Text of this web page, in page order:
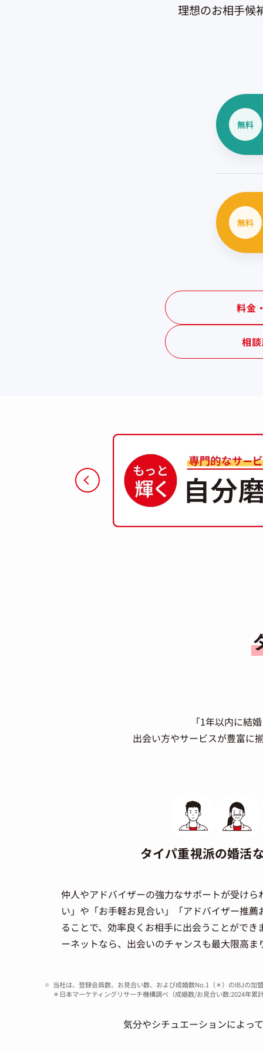
理想のお相手候
無料
無料
料金
相
「1年以内に結
出会い方やサービスが豊富に
タイパ重視派の婚活
仲人やアドバイザーの強力なサポートが受け
い」や「お手軽お見合い」「アドバイザー推
ることで、効率良くお相手に出会うことがで
ーネットなら、出会いのチャンスも最大限高ま
当社は、登録会員数、お見合い数、および成婚数No.1（＊）のIBJの加
＊日本マーケティングリサーチ機構調べ（成婚数/お見合い数:2024年
気分やシチュエーションによって